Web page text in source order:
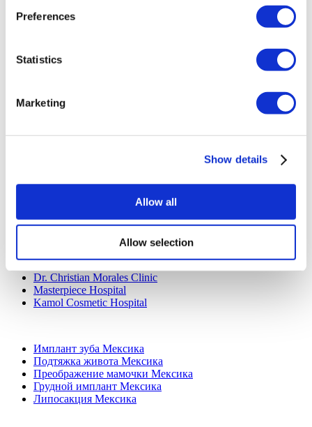
Preferences
Statistics
Marketing
Show details
Allow all
Allow selection
Коронки на зуб Турция
Шунтирование желудка Турция
Процедуры Пластической Хирургии Турция
Dentavivo
Dr. Vivo Hair Clinic
Dr. Christian Morales Clinic
Masterpiece Hospital
Kamol Cosmetic Hospital
Имплант зуба Мексика
Подтяжка живота Мексика
Преображение мамочки Мексика
Грудной имплант Мексика
Липосакция Мексика